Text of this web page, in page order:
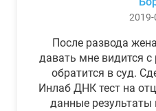
2019-
После развода
давать мне видится
обратится в суд.
Инлаб ДНК тест на
данные результаты